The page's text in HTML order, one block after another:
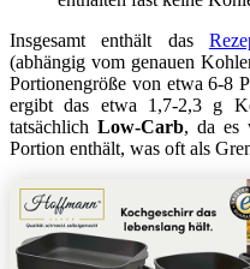
Insgesamt enthält das
(abhängig vom genauen
Portionengröße von etwa 6-8
ergibt das etwa 1,7-2,3 g
tatsächlich Low-Carb, da es
Portion enthält, was oft als